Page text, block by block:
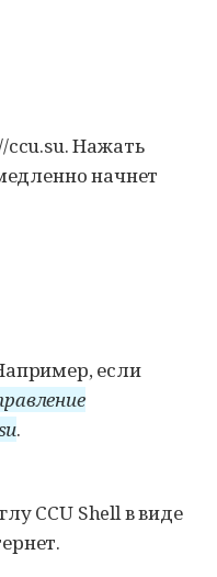
ccu.su. Нажать
начнет
если
.
CCU Shell в виде